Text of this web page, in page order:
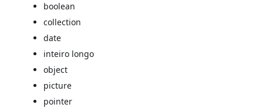
boolean
collection
date
inteiro longo
object
picture
pointer